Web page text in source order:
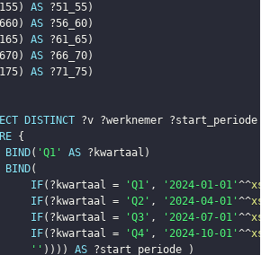
) AS ?51_55)
) AS ?56_60)
) AS ?61_65)
) AS ?66_70)
) AS ?71_75)
DISTINCT ?v ?werknemer ?start_periode
{
BIND( 'Q1' AS ?kwartaal )
BIND(
IF( ?kwartaal = 'Q1' , '2024-01-01'^^xsd
IF( ?kwartaal = 'Q2' , '2024-04-01'^^xsd
IF( ?kwartaal = 'Q3' , '2024-07-01'^^xsd
IF( ?kwartaal = 'Q4' , '2024-10-01'^^xsd
'' ) ) ) ) AS ?start_periode
)